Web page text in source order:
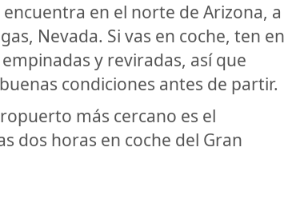
en el norte de Arizona, a
Nevada. Si vas en coche, ten en
y reviradas, así que
condiciones antes de partir.
más cercano es el
dos horas en coche del Gran